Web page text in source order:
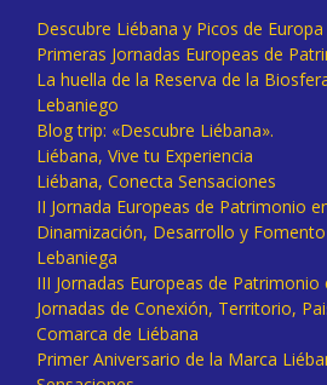
Descubre Liébana y Picos de Europa
Primeras Jornadas Europeas de
La huella de la Reserva de la
Lebaniego
Blog trip: «Descubre Liébana».
Liébana, Vive tu Experiencia
Liébana, Conecta Sensaciones
II Jornada Europeas de Patrimonio
Dinamización, Desarrollo y
Lebaniega
III Jornadas Europeas de Patrimonio
Jornadas de Conexión, Territorio,
Comarca de Liébana
Primer Aniversario de la Marca